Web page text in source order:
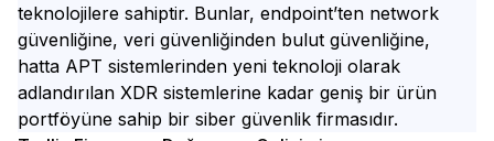
teknolojilere sahiptir. Bunlar, endpoint’ten network
güvenliğine, veri güvenliğinden bulut güvenliğine,
hatta APT sistemlerinden yeni teknoloji olarak
adlandırılan XDR sistemlerine kadar geniş bir ürün
portföyüne sahip bir siber güvenlik firmasıdır.